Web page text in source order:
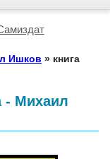
Ишков » книга
- Михаил